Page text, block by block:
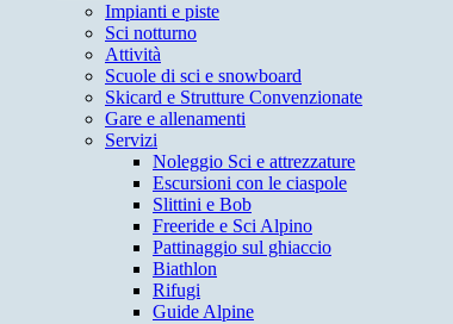
Impianti e piste
Sci notturno
Attività
Scuole di sci e snowboard
Skicard e Strutture Convenzionate
Gare e allenamenti
Servizi
Noleggio Sci e attrezzature
Escursioni con le ciaspole
Slittini e Bob
Freeride e Sci Alpino
Pattinaggio sul ghiaccio
Biathlon
Rifugi
Guide Alpine